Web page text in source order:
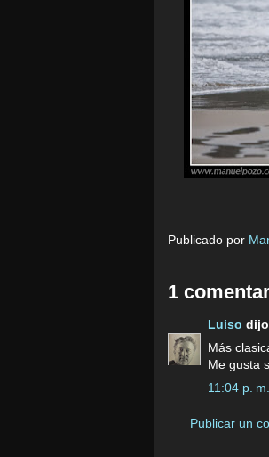
Publicado por
1
Luiso
Más
Me gusta
11:04 p. m.
Publicar un